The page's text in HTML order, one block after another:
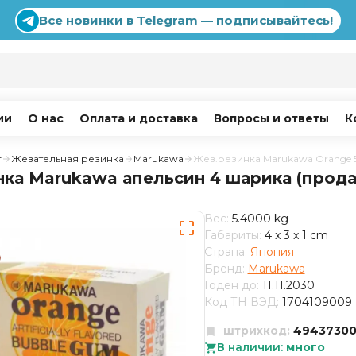
Все новинки в Telegram — подписывайтесь!
О нас Оплата и доставка Вопросы и ответы
Жевательная резинка Marukawa Жев.резинка Marukawa Orange
Marukawa апельсин 4 шарика
Вес: 5.4000 kg
Габариты: 4 x 3 x 1 cm
Страна: Япония
Бренд: Marukawa
Годен до: 11.11.2030
Код ТН ВЭД: 1704109009
штрихкод: 49437300
В наличии: много